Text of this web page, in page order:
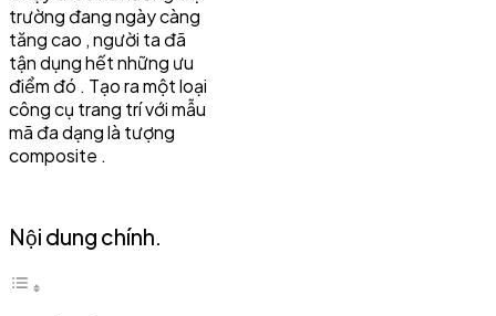
trường đang ngày càng
tăng cao , người ta đã
tận dụng hết những ưu
điểm đó . Tạo ra một loại
công cụ trang trí với mẫu
mã đa dạng là tượng
composite .
Nội dung chính.